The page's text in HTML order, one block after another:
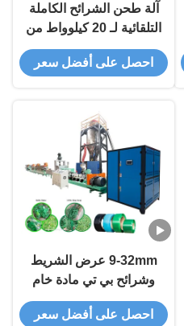
آلة طحن الشرائح الكاملة
التلقائية لـ 20 كيلوواط من
طاقة التدفئة ودقة عالية
احصل على أفضل سعر
9-32mm عرض الشريط
وشرائح بي تي مادة خام
آلة طحن الشريط بي تي
لإنتاج سلس
احصل على أفضل سعر